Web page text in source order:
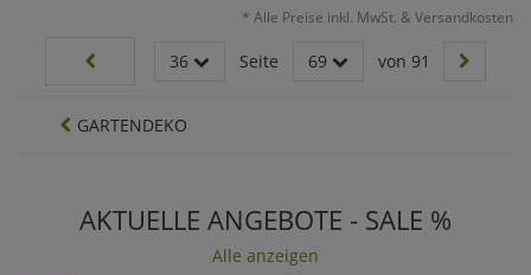
* Alle Preise inkl. MwSt. & Versandkosten
36 Seite 69 von 91
GARTENDEKO
AKTUELLE ANGEBOTE - SALE %
Alle anzeigen